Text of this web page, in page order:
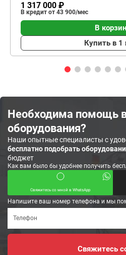
1 317 000 ₽
В кредит от 43 900/мес
В
Купить в 1
Необходима помощь
оборудования?
Наши опытные специалисты с
бесплатно подобрать
бюджет
Как вам было бы удобнее получить
Свяжитесь со мной в WhatsApp
Напишите ваш номер телефона и мы